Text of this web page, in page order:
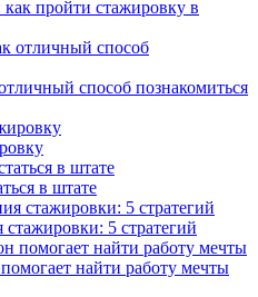
пройти стажировку в
способ познакомиться
в штате
5 стратегий
найти работу мечты